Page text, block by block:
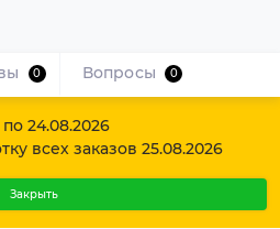
24.08.2026
всех заказов 25.08.2026
Закрыть
0 Вопросы 0